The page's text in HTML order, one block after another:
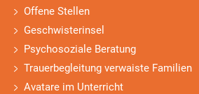
Offene Stellen
Geschwisterinsel
Psychosoziale Beratung
Trauerbegleitung verwaiste Familien
Avatare im Unterricht